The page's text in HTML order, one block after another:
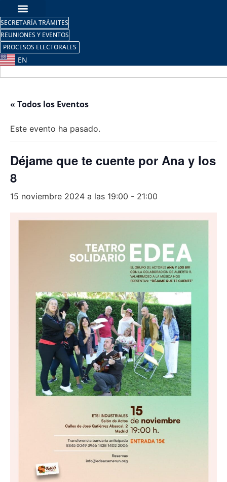
SECRETARÍA TRÁMITES
REUNIONES Y EVENTOS
PROCESOS ELECTORALES
EN
« Todos los Eventos
Este evento ha pasado.
Déjame que te cuente por Ana y los
8
15 noviembre 2024 a las 19:00 - 21:00